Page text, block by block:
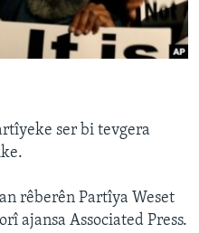
ser bi tevgera
rêberên Partîya Weset
ajansa Associated Press.